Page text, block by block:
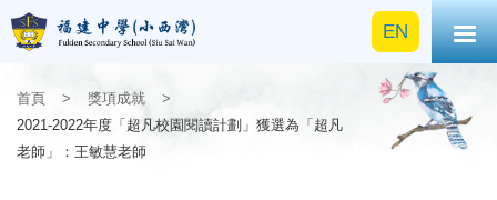
EN
首頁 > 獎項成就
>
2021-2022年度「超凡校園閱讀計劃」獲選為「超凡
老師」：王敏慧老師